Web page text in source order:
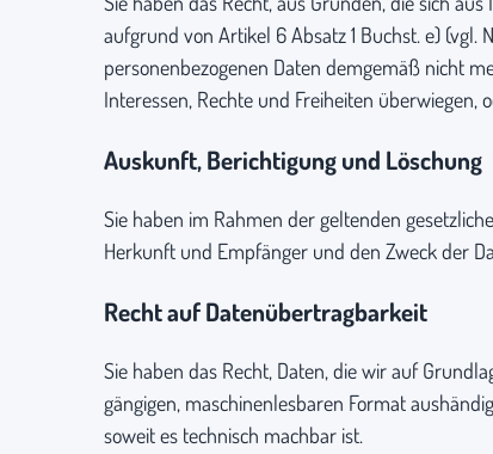
aufgrund von Artikel 6 Absatz 1 Buchst. e) (vgl.
personenbezogenen Daten demgemäß nicht
Interessen, Rechte und Freiheiten
Auskunft, Berichtigung und Löschung
Sie haben im Rahmen der geltenden
Herkunft und Empfänger und den Zweck der
Recht auf Daten­übertrag­barkeit
Sie haben das Recht, Daten, die wir auf
gängigen, maschinenlesbaren Format
soweit es technisch machbar ist.